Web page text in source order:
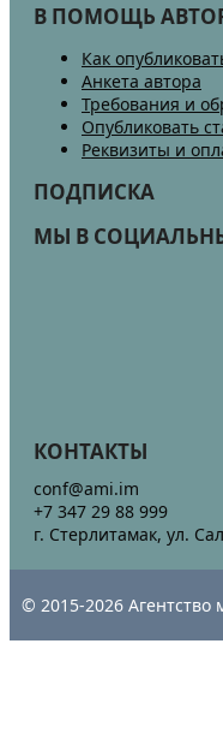
В ПОМОЩЬ
Как
Анкета автора
Требования и
Опубликовать
Реквизиты и
ПОДПИСКА
МЫ В
КОНТАКТЫ
conf@ami.im
+7 347 29 88 999
г. Стерлитамак, ул.
© 2015-2026